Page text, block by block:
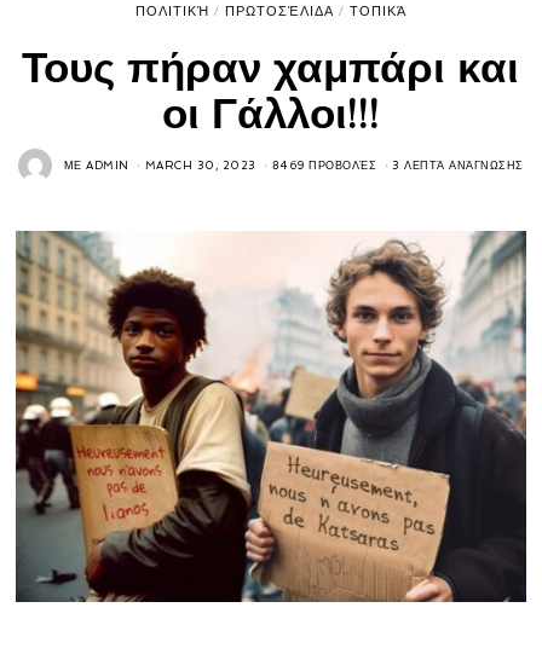
ΠΟΛΙΤΙΚΉ / ΠΡΩΤΟΣΈΛΙΔΑ / ΤΟΠΙΚΆ
Τους πήραν χαμπάρι και
οι Γάλλοι!!!
ΜΕADMIN MARCH 30, 2023 8469 ΠΡΟΒΟΛΈΣ 3 ΛΕΠΤΆ ΑΝΆΓΝΩΣΗΣ